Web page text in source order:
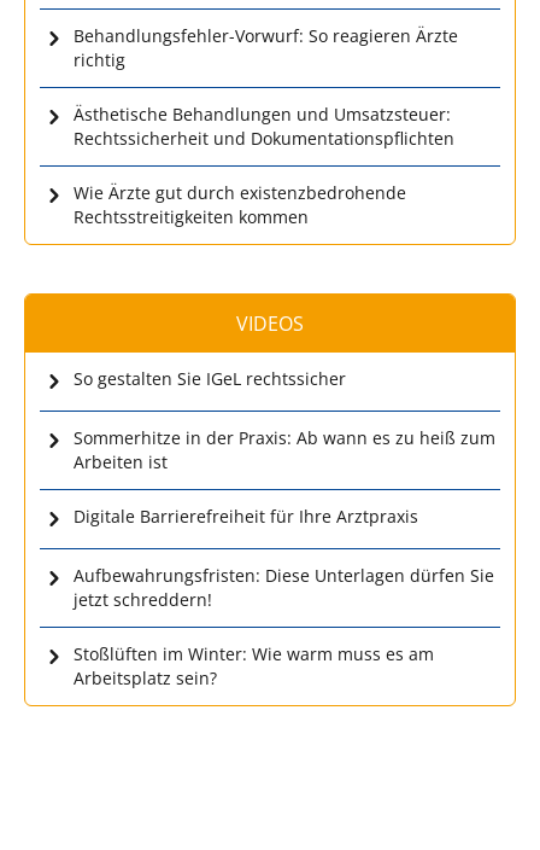
Behandlungsfehler-Vorwurf: So reagieren Ärzte
richtig
Ästhetische Behandlungen und Umsatzsteuer:
Rechtssicherheit und Dokumentationspflichten
Wie Ärzte gut durch existenzbedrohende
Rechtsstreitigkeiten kommen
VIDEOS
So gestalten Sie IGeL rechtssicher
Sommerhitze in der Praxis: Ab wann es zu heiß zum
Arbeiten ist
Digitale Barrierefreiheit für Ihre Arztpraxis
Aufbewahrungsfristen: Diese Unterlagen dürfen Sie
jetzt schreddern!
Stoßlüften im Winter: Wie warm muss es am
Arbeitsplatz sein?